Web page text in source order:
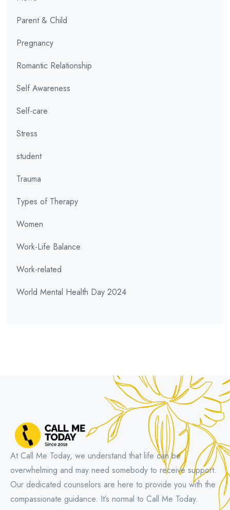
Parent & Child
Pregnancy
Romantic Relationship
Self Awareness
Self-care
Stress
student
Trauma
Types of Therapy
Women
Work-Life Balance
Work-related
World Mental Health Day 2024
At Call Me Today, we understand that life can be
overwhelming and may need somebody to receive support.
Our dedicated counselors are here to provide you with the
compassionate guidance. It’s normal to Call Me Today.